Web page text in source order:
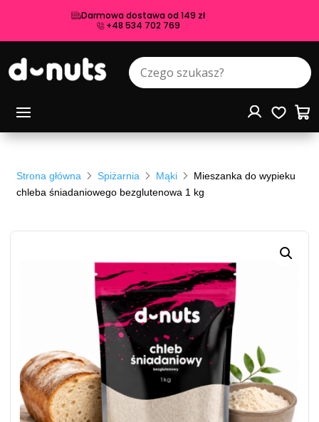
Darmowa dostawa od 149 zł
+48 534 702 769
Strona główna Spiżarnia Mąki
Mieszanka do wypieku
chleba śniadaniowego bezglutenowa 1 kg